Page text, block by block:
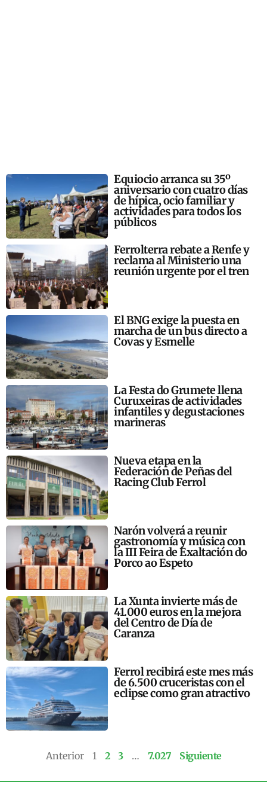
Equiocio arranca su 35º
aniversario con cuatro días
de hípica, ocio familiar y
actividades para todos los
públicos
Ferrolterra rebate a Renfe y
reclama al Ministerio una
reunión urgente por el tren
El BNG exige la puesta en
marcha de un bus directo a
Covas y Esmelle
La Festa do Grumete llena
Curuxeiras de actividades
infantiles y degustaciones
marineras
Nueva etapa en la
Federación de Peñas del
Racing Club Ferrol
Narón volverá a reunir
gastronomía y música con
la III Feira de Exaltación do
Porco ao Espeto
La Xunta invierte más de
41.000 euros en la mejora
del Centro de Día de
Caranza
Ferrol recibirá este mes más
de 6.500 cruceristas con el
eclipse como gran atractivo
Anterior 1 2 3 … 7.027 Siguiente